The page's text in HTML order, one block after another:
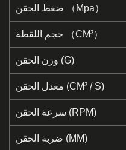
ضغط الحقن （Mpa）
حجم اللقطة （CM³）
وزن الحقن (G)
معدل الحقن (CM³ / S)
سرعة الحقن (RPM)
ضربة الحقن (MM)